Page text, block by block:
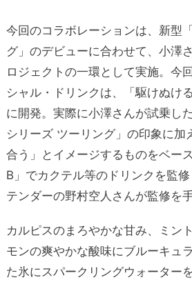
今回のコラボレーションは、新型
グ」のデビューに合わせて、小澤
ロジェクトの一環として実施。今
シャル・ドリンクは、「駆けぬけ
に開発。実際に小澤さんが試乗し
シリーズ ツーリング」の印象に加
合う」とイメージするものをベー
B」でカクテル等のドリンクを監
テンダーの野村空人さんが監修を手
カルピスのまろやかな甘み、ミン
モンの爽やかな酸味にブルーキュ
た氷にスパークリングウォーター